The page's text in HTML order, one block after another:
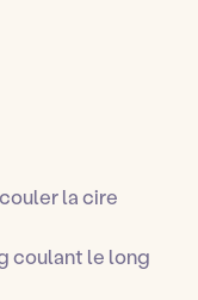
la cire
coulant le long